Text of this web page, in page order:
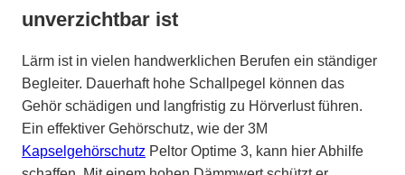
unverzichtbar ist
Lärm ist in vielen handwerklichen Berufen ein ständiger
Begleiter. Dauerhaft hohe Schallpegel können das
Gehör schädigen und langfristig zu Hörverlust führen.
Ein effektiver Gehörschutz, wie der 3M
Kapselgehörschutz Peltor Optime 3, kann hier Abhilfe